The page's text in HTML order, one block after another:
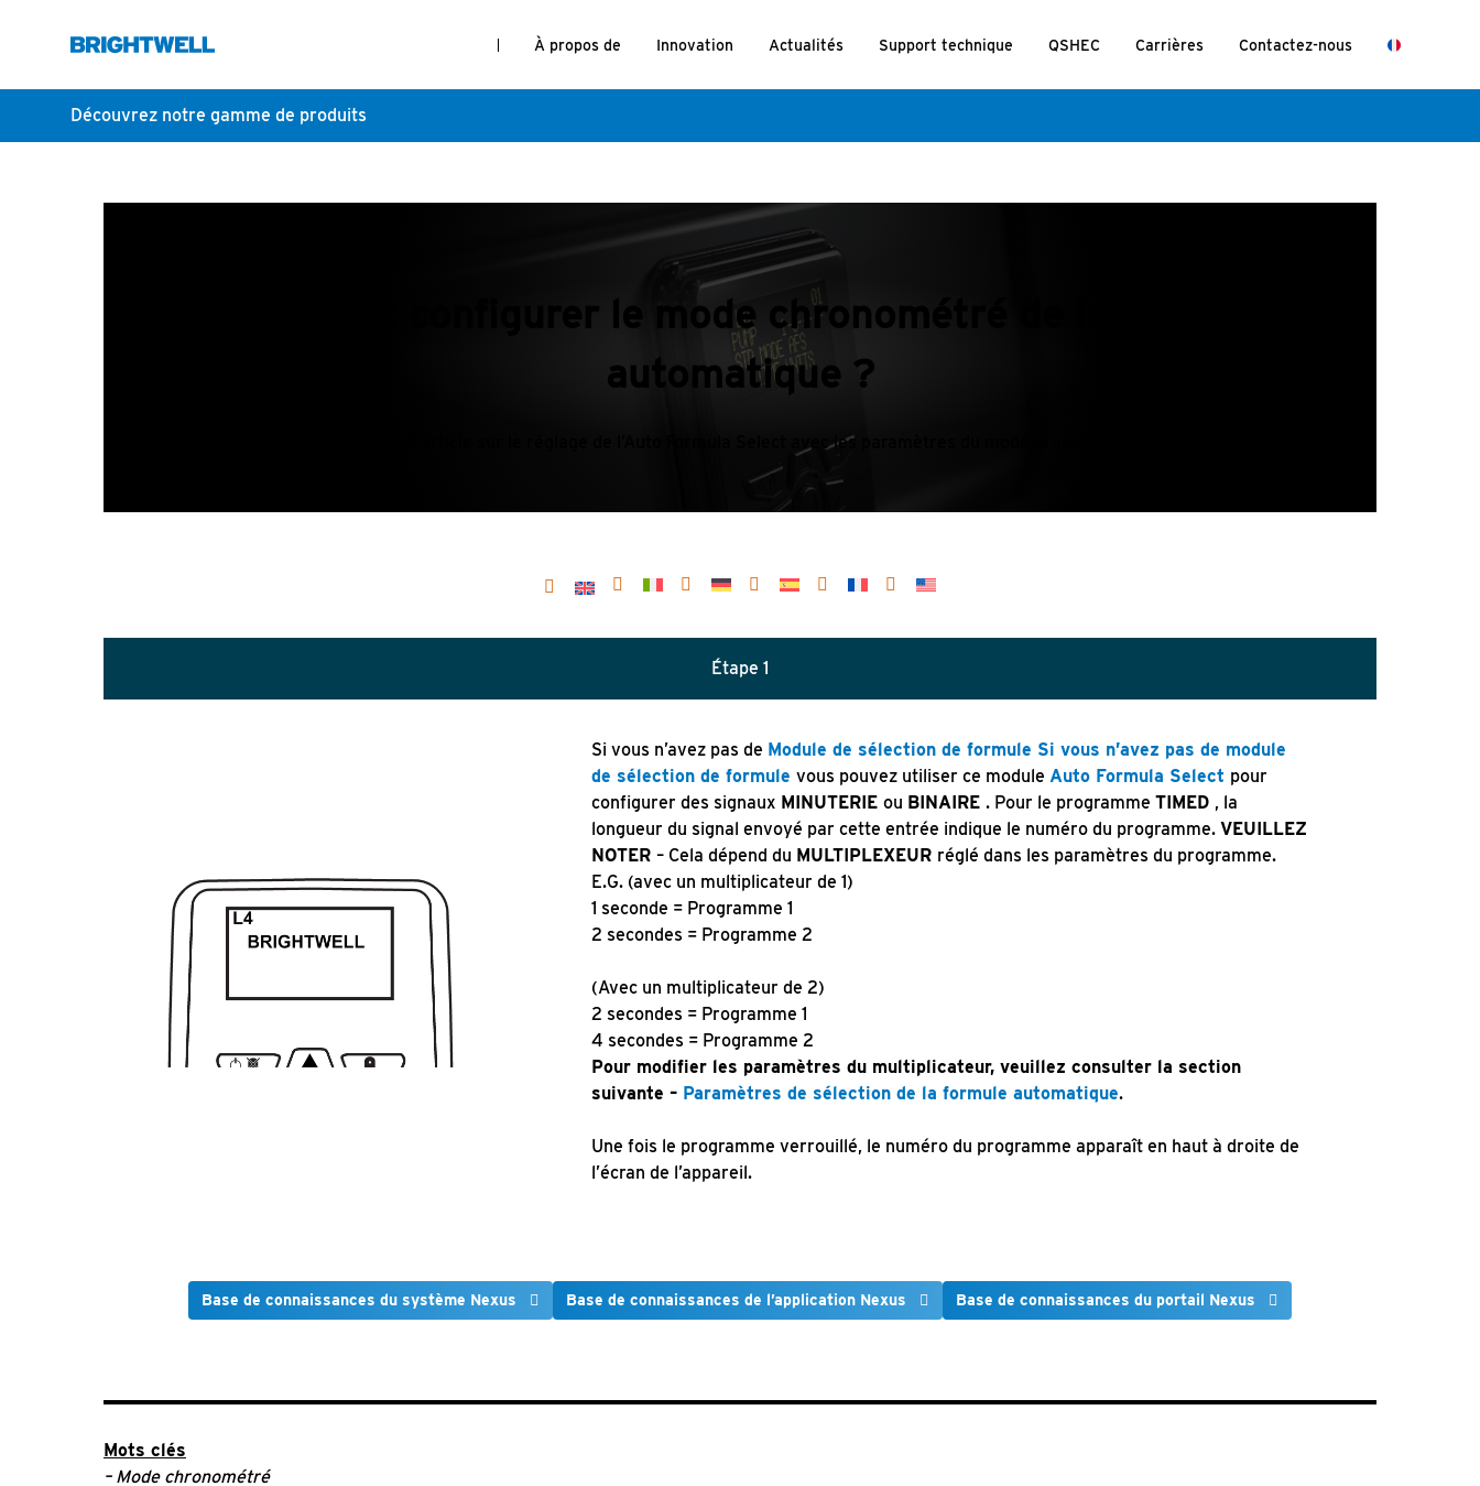
À propos de Innovation Actualités Support technique QSHEC Carrières Contactez-nous
Découvrez notre gamme de produits
Comment configurer le mode chronométré de la formule
automatique ?
Un court article sur le réglage de l’Auto Formula Select avec les paramètres du mode programmé.
Étape 1
Si vous n’avez pas de Module de sélection de formule Si vous n’avez pas de module
de sélection de formule vous pouvez utiliser ce moduleAuto Formula Select pour
configurer des signaux MINUTERIEou BINAIRE. Pour le programmeTIMED , la
longueur du signal envoyé par cette entrée indique le numéro du programme.VEUILLEZ
NOTER– Cela dépend du MULTIPLEXEUR réglé dans les paramètres du programme.
E.G. (avec un multiplicateur de 1)
1 seconde = Programme 1
2 secondes = Programme 2
(Avec un multiplicateur de 2)
2 secondes = Programme 1
4 secondes = Programme 2
Pour modifier les paramètres du multiplicateur, veuillez consulter la section
suivante – Paramètres de sélection de la formule automatique.
Une fois le programme verrouillé, le numéro du programme apparaît en haut à droite de
l’écran de l’appareil.
Base de connaissances du système Nexus Base de connaissances de l’application Nexus Base de connaissances du portail Nexus
Mots clés
– Mode chronométré